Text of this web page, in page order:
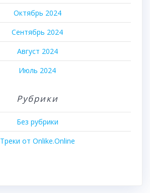
Октябрь 2024
Сентябрь 2024
Август 2024
Июль 2024
Рубрики
Без рубрики
Треки от Onlike.Online